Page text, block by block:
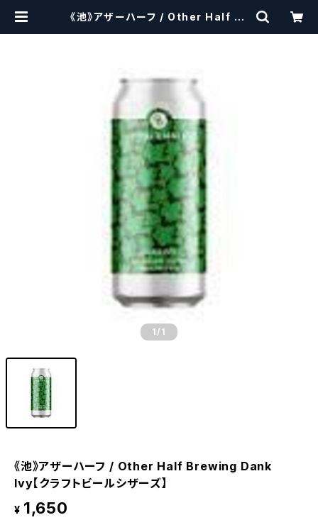
《池》アザーハーフ / Other Half Br
1 /1
《池》アザーハーフ / Other Half Brewing Dank
Ivy【クラフトビールシザーズ】
¥ 1,650